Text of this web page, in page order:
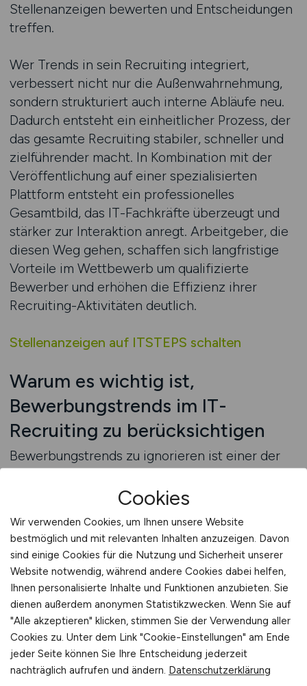
Stellenanzeigen bewerten und Entscheidungen
treffen.
Wer Trends in sein Recruiting integriert,
verbessert nicht nur die Außenwahrnehmung,
sondern strukturiert auch interne Abläufe neu.
Dadurch entsteht ein einheitlicher Prozess, der
das gesamte Recruiting stabiler, schneller und
zielführender macht. In Kombination mit der
Veröffentlichung auf einer spezialisierten
Plattform entsteht ein professionelles
Gesamtbild, das IT-Fachkräfte überzeugt und
stärker zur Interaktion anregt. Arbeitgeber, die
diesen Weg gehen, schaffen sich langfristige
Vorteile im Wettbewerb um qualifizierte
Bewerber und erhöhen die Effizienz ihrer
Recruiting-Aktivitäten deutlich.
Stellenanzeigen auf ITSTEPS schalten
Warum es wichtig ist,
Bewerbungstrends im IT-
Recruiting zu berücksichtigen
Bewerbungstrends zu ignorieren ist einer der
häufigsten Fehler, die Arbeitgeber im IT-
Recruiting begehen. Die IT-Branche verändert
Verhalten und ihre Erwartungen laufend an.
Unternehmen, die diese Entwicklungen nicht
berücksichtigen, verlieren schnell an
Attraktivität, wirken unprofessionell oder
vermitteln ein Bild, das nicht mehr zeitgemäß
ist. Trends zu berücksichtigen bedeutet nicht,
jedem kurzfristigen Wandel zu folgen, sondern
jene Entwicklungen zu erkennen, die langfristig
Einfluss auf die Entscheidung von Fachkräften
Cookies
Wir verwenden Cookies, um Ihnen unsere Website
bestmöglich und mit relevanten Inhalten anzuzeigen. Davon
sind einige Cookies für die Nutzung und Sicherheit unserer
Website notwendig, während andere Cookies dabei helfen,
Ihnen personalisierte Inhalte und Funktionen anzubieten. Sie
dienen außerdem anonymen Statistikzwecken. Wenn Sie auf
"Alle akzeptieren" klicken, stimmen Sie der Verwendung aller
Cookies zu. Unter dem Link "Cookie-Einstellungen" am Ende
jeder Seite können Sie Ihre Entscheidung jederzeit
nachträglich aufrufen und ändern. Datenschutzerklärung